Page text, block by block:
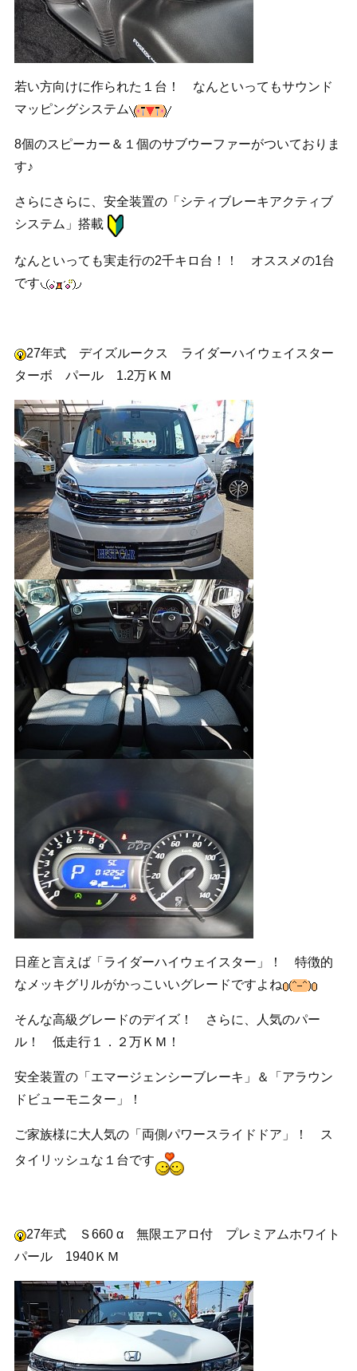
若い方向けに作られた１台！ なんといってもサウンド
マッピングシステム
8個のスピーカー＆１個のサブウーファーがついておりま
す♪
さらにさらに、安全装置の「シティブレーキアクティブ
システム」搭載
なんといっても実走行の2千キロ台！！ オススメの1台
です
27年式 デイズルークス ライダーハイウェイスター
ターボ パール 1.2万ＫＭ
日産と言えば「ライダーハイウェイスター」！ 特徴的
なメッキグリルがかっこいいグレードですよね
そんな高級グレードのデイズ！ さらに、人気のパー
ル！ 低走行１．２万ＫＭ！
安全装置の「エマージェンシーブレーキ」＆「アラウン
ドビューモニター」！
ご家族様に大人気の「両側パワースライドドア」！ ス
タイリッシュな１台です
27年式 Ｓ660 α 無限エアロ付 プレミアムホワイト
パール 1940ＫＭ